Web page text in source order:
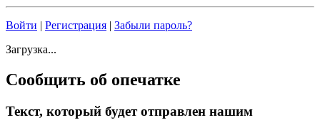
Войти | Регистрация | Забыли пароль?
Загрузка...
Сообщить об опечатке
Текст, который будет отправлен нашим